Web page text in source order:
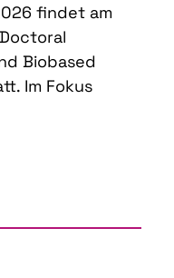
findet am
Biobased
Im Fokus